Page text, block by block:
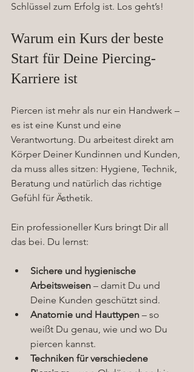
Schlüssel zum Erfolg ist. Los geht’s!
Warum ein Kurs der beste
Start für Deine Piercing-
Karriere ist
Piercen ist mehr als nur ein Handwerk –
es ist eine Kunst und eine
Verantwortung. Du arbeitest direkt am
Körper Deiner Kundinnen und Kunden,
da muss alles sitzen: Hygiene, Technik,
Beratung und natürlich das richtige
Gefühl für Ästhetik.
Ein professioneller Kurs bringt Dir all
das bei. Du lernst:
Sichere und hygienische
Arbeitsweisen – damit Du und
Deine Kunden geschützt sind.
Anatomie und Hauttypen – so
weißt Du genau, wie und wo Du
piercen kannst.
Techniken für verschiedene